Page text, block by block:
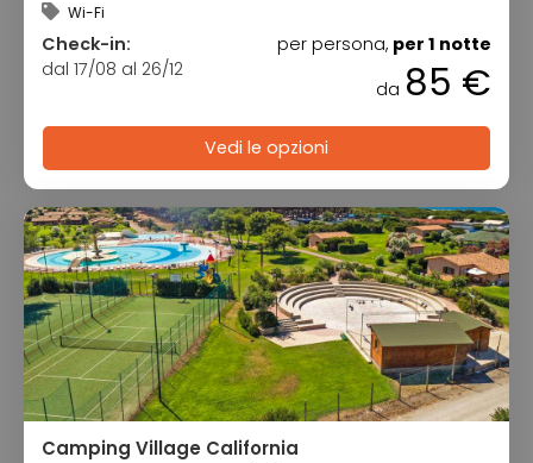
Wi-Fi
Check-in:
dal 17/08 al 26/12
per persona, per 1 notte
da 85 €
Vedi le opzioni
Camping Village California